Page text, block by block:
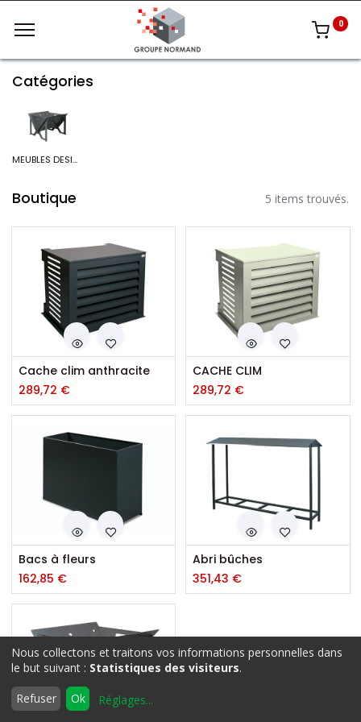
Filtres Quoi de neuf
Accueil Rechercher
0
Catégories
MEUBLES DESIGN
Boutique 5 items trouvés.
Cache clim anthracite
289,72 €
CACHE CLIM
289,72 €
Bacs à fleurs
162,85 €
Abri bûches
351,43 €
Nous collectons et traitons vos informations personnelles dans
le but suivant : Statistiques des visiteurs.
Refuser Ok Réglages...